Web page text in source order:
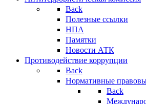
Back
Полезные ссылки
НПА
Памятки
Новости АТК
Противодействие коррупции
Back
Нормативные
Back